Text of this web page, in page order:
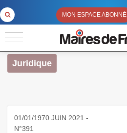
MON ESPACE ABONNÉ
Juridique
01/01/1970 JUIN 2021 -
N°391